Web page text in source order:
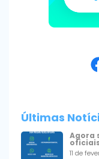
Últimas
Agora
11 de